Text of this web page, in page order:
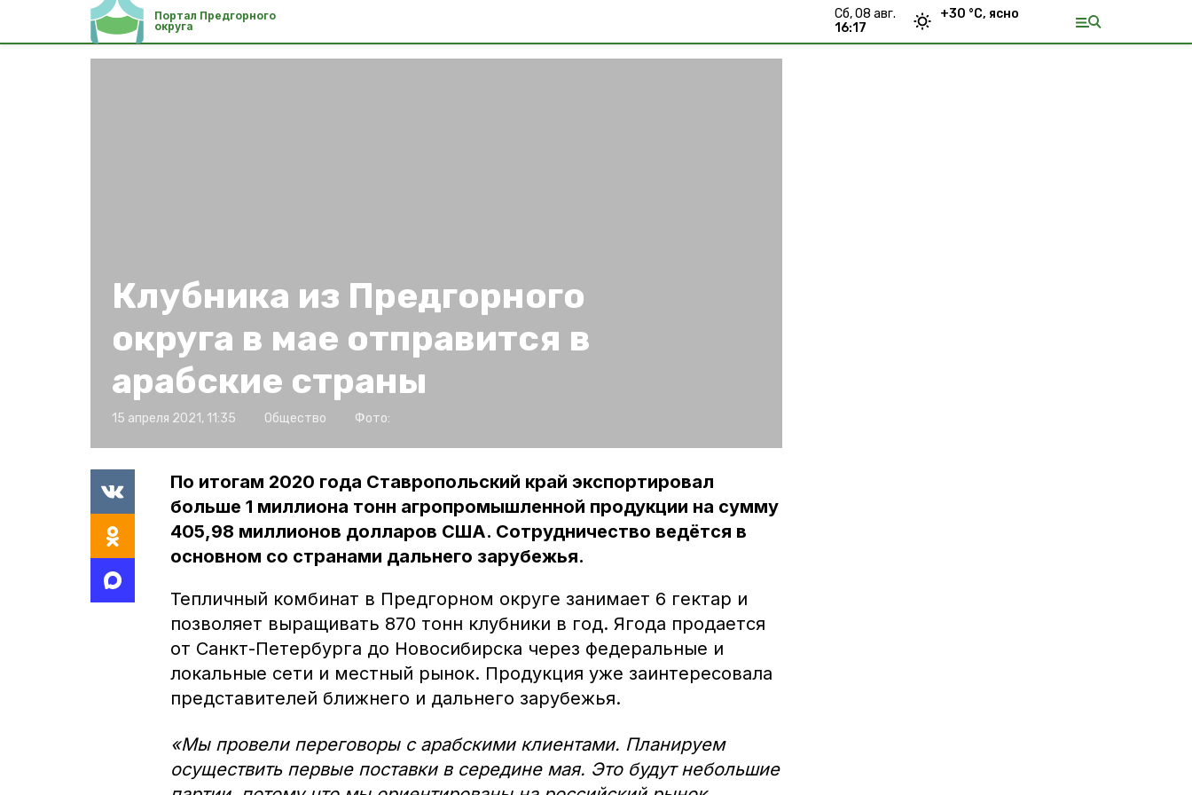
Портал Предгорного
округа
сб, 08 авг.
16:17
+30 °С, ясно
Клубника из Предгорного
округа в мае отправится в
арабские страны
15 апреля 2021, 11:35 Общество Фото:
По итогам 2020 года Ставропольский край экспортировал
больше 1 миллиона тонн агропромышленной продукции на сумму
405,98 миллионов долларов США. Сотрудничество ведётся в
основном со странами дальнего зарубежья.
Тепличный комбинат в Предгорном округе занимает 6 гектар и
позволяет выращивать 870 тонн клубники в год. Ягода продается
от Санкт-Петербурга до Новосибирска через федеральные и
локальные сети и местный рынок. Продукция уже заинтересовала
представителей ближнего и дальнего зарубежья.
«Мы провели переговоры с арабскими клиентами. Планируем
осуществить первые поставки в середине мая. Это будут небольшие